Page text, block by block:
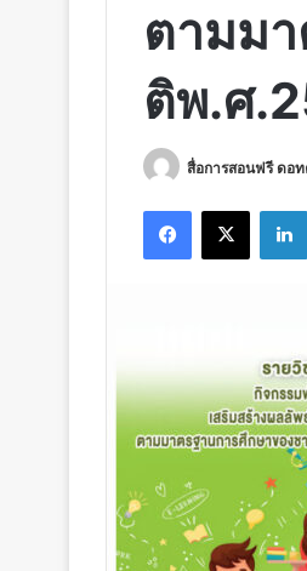
ตามม
ติพ.ศ
สื่อการสอนฟรี ดอ
Facebook
X